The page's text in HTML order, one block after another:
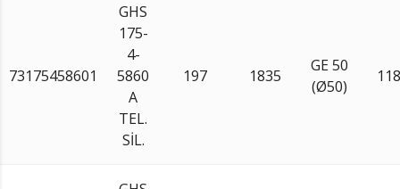
73175458601
GHS
175-
4-
5860
A
TEL.
SİL.
197 1835
GE 50
(Ø50)
118